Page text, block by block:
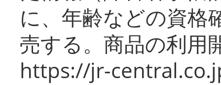
に、年齢などの資格
売する。商品の利用
https://jr-